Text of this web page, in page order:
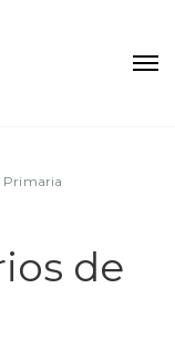
Primaria
de